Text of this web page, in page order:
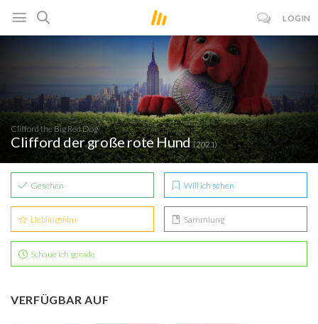
LOGIN
Clifford the Big Red Dog
Clifford der große rote Hund(2021)
Gesehen Will ich sehen
Lieblingsfilm Sammlung
Schaue ich gerade
VERFÜGBAR AUF